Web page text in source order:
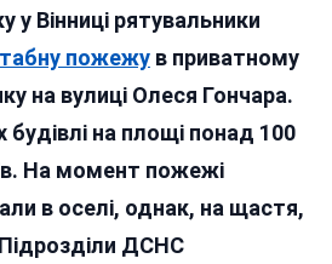
у Вінниці рятувальники
пожежув приватному
на вулиці Олеся Гончара.
будівлі на площі понад 100
На момент пожежі
в оселі, однак, на щастя,
ДСНС